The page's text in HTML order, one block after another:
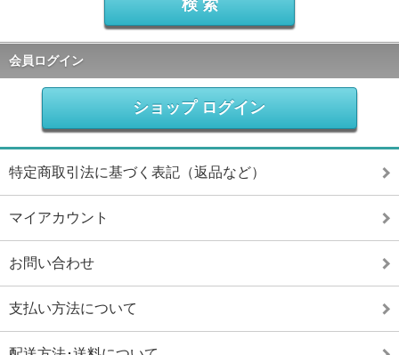
会員ログイン
ショップ ログイン
特定商取引法に基づく表記（返品など）
マイアカウント
お問い合わせ
支払い方法について